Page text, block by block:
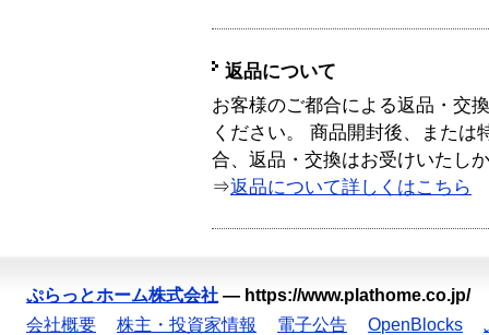
返品について
お客様のご都合による返品・交
ください。 商品開封後、または
合、返品・交換はお受けいたし
⇒返品について詳しくはこちら
ぷらっとホーム株式会社 — https://www.plathome.co.jp/
会社概要
株主・投資家情報 電子公告 OpenBlocks